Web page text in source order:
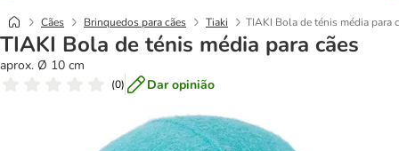
Cães Brinquedos para cães Tiaki TIAKI Bola de ténis média para
TIAKI Bola de ténis média para cães
aprox. Ø 10 cm
(0) Dar opinião